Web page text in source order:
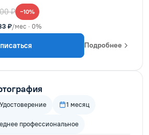
₽ −10%
₽/мес · 0%
Подробнее
Удостоверение 1 месяц
профессиональное